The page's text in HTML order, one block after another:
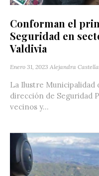
Conforman el
Seguridad en
Valdivia
Enero 31, 2023 Alejandra
La Ilustre Municipalidad
dirección de Seguridad
vecinos y...